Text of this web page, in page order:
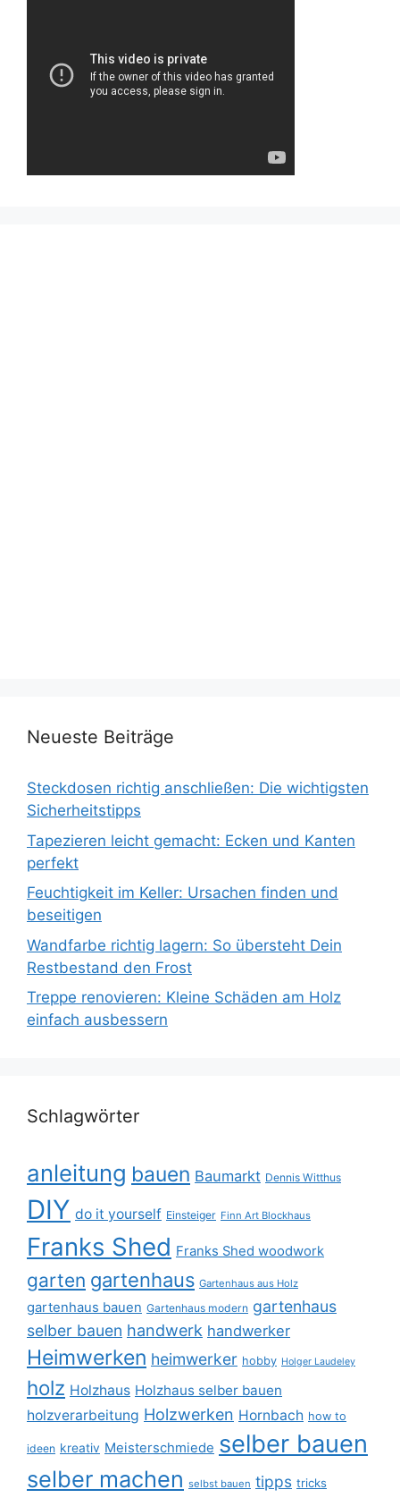
Neueste Beiträge
Steckdosen richtig anschließen: Die wichtigsten
Sicherheitstipps
Tapezieren leicht gemacht: Ecken und Kanten
perfekt
Feuchtigkeit im Keller: Ursachen finden und
beseitigen
Wandfarbe richtig lagern: So übersteht Dein
Restbestand den Frost
Treppe renovieren: Kleine Schäden am Holz
einfach ausbessern
Schlagwörter
anleitung bauen Baumarkt Dennis Witthus
DIY do it yourself Einsteiger Finn Art Blockhaus
Franks Shed Franks Shed woodwork
garten gartenhaus Gartenhaus aus Holz
gartenhaus bauen Gartenhaus modern gartenhaus
selber bauen handwerk handwerker
Heimwerken heimwerker hobby Holger Laudeley
holz Holzhaus Holzhaus selber bauen
holzverarbeitung Holzwerken Hornbach how to
ideen kreativ Meisterschmiede selber bauen
selber machen selbst bauen tipps tricks